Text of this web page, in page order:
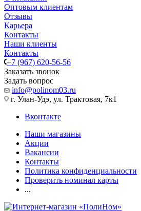
Оптовым клиентам
Отзывы
Карьера
Контакты
Наши клиенты
Контакты
+7 (967) 620-56-56
Заказать звонок
Задать вопрос
info@polinom03.ru
г. Улан-Удэ, ул. Трактовая, 7к1
Вконтакте
Наши магазины
Акции
Вакансии
Контакты
Политика конфиденциальности
Проверить номинал карты
...